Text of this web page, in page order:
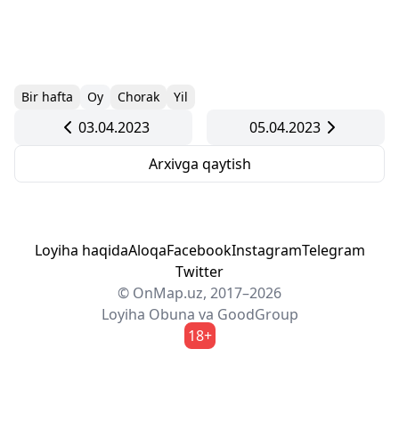
Bir hafta Oy Chorak Yil
03.04.2023
05.04.2023
Arxivga qaytish
Loyiha haqidaAloqaFacebookInstagramTelegram
Twitter
© OnMap.uz, 2017–2026
Loyiha Obuna va GoodGroup
18+